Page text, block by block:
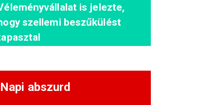
is jelezte,
szellemi beszűkülést
Napi abszurd